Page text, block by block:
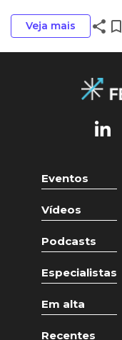
Veja mais share bookmark_border
Eventos
Vídeos
Podcasts
Especialistas
Em alta
Recentes